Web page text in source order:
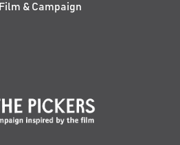
Film & Campaign